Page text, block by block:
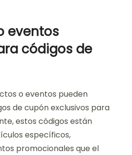
eventos
códigos de
o eventos pueden
de cupón exclusivos para
estos códigos están
específicos,
promocionales que el